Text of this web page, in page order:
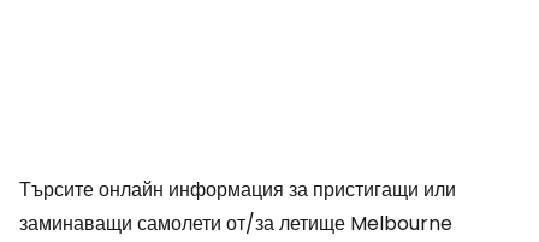
Търсите онлайн информация за пристигащи или
заминаващи самолети от/за летище Melbourne